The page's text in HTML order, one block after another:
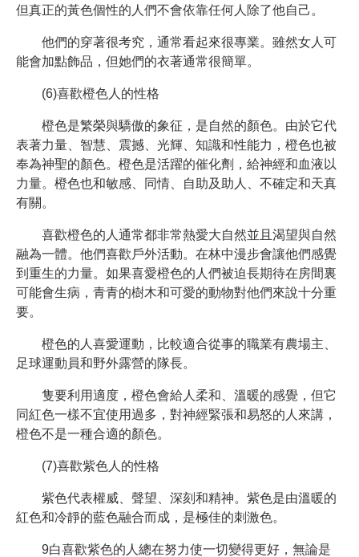
但真正的黃色個性的人們不會依靠任何人除了他自己。
他們的穿著很考究，通常看起來很專業。雖然女人可
能會加點飾品，但她們的衣著通常很簡單。
(6)喜歡橙色人的性格
橙色是繁榮與驕傲的象征，是自然的顏色。由於它代
表著力量、智慧、震撼、光輝、知識和性能力，橙色也被
奉為神聖的顏色。橙色是活躍的催化劑，給神經和血液以
力量。橙色也和敏感、同情、自助及助人、不確定和天真
有關。
喜歡橙色的人通常都非常熱愛大自然並且渴望與自然
融為一體。他們喜歡戶外活動。在林中漫步會讓他們感覺
到重生的力量。如果喜愛橙色的人們被迫長期待在房間裏
可能會生病，青青的樹木和可愛的動物對他們來說十分重
要。
橙色的人喜愛運動，比較適合從事的職業有農場主、
足球運動員和野外露營的隊長。
隻要利用適度，橙色會給人柔和、溫暖的感覺，但它
同紅色一樣不宜使用過多，對神經緊張和易怒的人來講，
橙色不是一種合適的顏色。
(7)喜歡紫色人的性格
紫色代表權威、聲望、深刻和精神。紫色是由溫暖的
紅色和冷靜的藍色融合而成，是極佳的刺激色。
9白喜歡紫色的人總在努力使一切變得更好，無論是